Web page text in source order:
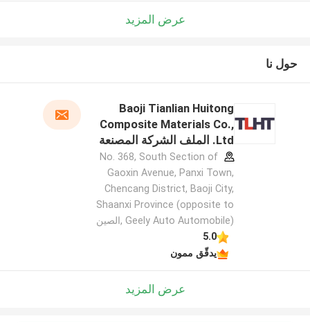
عرض المزيد
حول نا
Baoji Tianlian Huitong
Composite Materials Co.,
Ltd. الملف الشركة المصنعة
No. 368, South Section of
Gaoxin Avenue, Panxi Town,
Chencang District, Baoji City,
Shaanxi Province (opposite to
Geely Auto Automobile) ,الصين
5.0
يدقّق ممون
عرض المزيد